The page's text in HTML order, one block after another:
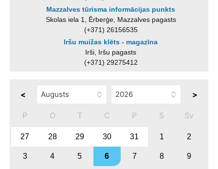
Mazzalves tūrisma informācijas punkts
Skolas iela 1, Ērberģe, Mazzalves pagasts
(+371) 26156535
Iršu muižas klēts - magazīna
Irši, Iršu pagasts
(+371) 29275412
< >
P O T C P S Sv
27 28 29 30 31 1 2
3 4 5 6 7 8 9